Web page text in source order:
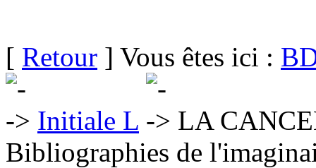
[ Retour ] Vous êtes ici :
Initiale L
LA
Bibliographies de